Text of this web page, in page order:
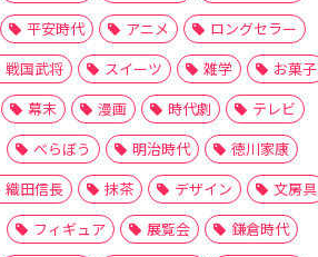
平安時代
アニメ
ロングセラー
戦国武将
スイーツ 雑学
お菓子
幕末
漫画 時代劇
テレビ
べらぼう
明治時代
徳川家康
織田信長
抹茶 デザイン
文房具
フィギュア
展覧会
鎌倉時代